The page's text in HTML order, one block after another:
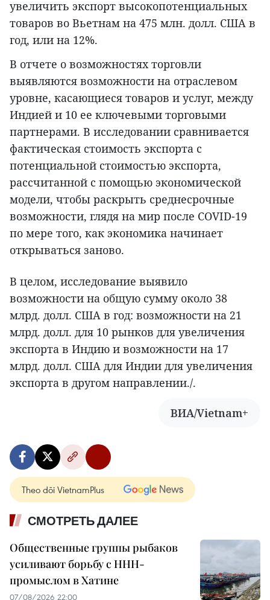
увеличить экспорт высокопотенциальных
товаров во Вьетнам на 475 млн. долл. США в
год, или на 12%.
В отчете о возможностях торговли
выявляются возможности на отраслевом
уровне, касающиеся товаров и услуг, между
Индией и 10 ее ключевыми торговыми
партнерами. В исследовании сравнивается
фактическая стоимость экспорта с
потенциальной стоимостью экспорта,
рассчитанной с помощью экономической
модели, чтобы раскрыть среднесрочные
возможности, глядя на мир после COVID-19
по мере того, как экономика начинает
открываться заново.
В целом, исследование выявило
возможности на общую сумму около 38
млрд. долл. США в год: возможности на 21
млрд. долл. для 10 рынков для увеличения
экспорта в Индию и возможности на 17
млрд. долл. США для Индии для увеличения
экспорта в другом направлении./.
ВИА/Vietnam+
Theo dõi VietnamPlus
СМОТРЕТЬ ДАЛЕЕ
Общественные группы рыбаков
усиливают борьбу с ННН-
промыслом в Хатине
07/08/2026 22:00